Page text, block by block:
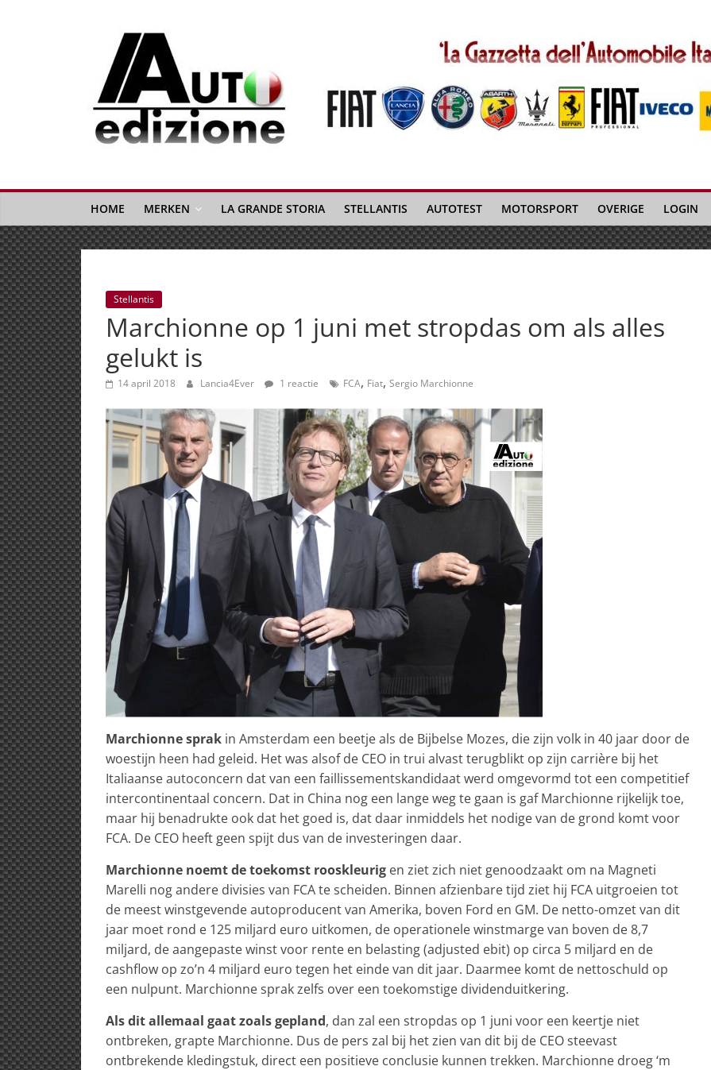
Auto
Edizione
La
Gazetta
dell'Automobile
Italiana
|
Italiaans
autonieuws
&
lifestyle
HOME MERKEN LA GRANDE STORIA STELLANTIS AUTOTEST MOTORSPORT OVERIGE LOGIN
Stellantis
Marchionne op 1 juni met stropdas om als alles
gelukt is
14 april 2018 Lancia4Ever 1 reactie FCA, Fiat, Sergio Marchionne
Marchionne sprak in Amsterdam een beetje als de Bijbelse Mozes, die zijn volk in 40 jaar door de
woestijn heen had geleid. Het was alsof de CEO in trui alvast terugblikt op zijn carrière bij het
Italiaanse autoconcern dat van een faillissementskandidaat werd omgevormd tot een competitief
intercontinentaal concern. Dat in China nog een lange weg te gaan is gaf Marchionne rijkelijk toe,
maar hij benadrukte ook dat het goed is, dat daar inmiddels het nodige van de grond komt voor
FCA. De CEO heeft geen spijt dus van de investeringen daar.
Marchionne noemt de toekomst rooskleurig en ziet zich niet genoodzaakt om na Magneti
Marelli nog andere divisies van FCA te scheiden. Binnen afzienbare tijd ziet hij FCA uitgroeien tot
de meest winstgevende autoproducent van Amerika, boven Ford en GM. De netto-omzet van dit
jaar moet rond e 125 miljard euro uitkomen, de operationele winstmarge van boven de 8,7
miljard, de aangepaste winst voor rente en belasting (adjusted ebit) op circa 5 miljard en de
cashflow op zo’n 4 miljard euro tegen het einde van dit jaar. Daarmee komt de nettoschuld op
een nulpunt. Marchionne sprak zelfs over een toekomstige dividenduitkering.
Als dit allemaal gaat zoals gepland, dan zal een stropdas op 1 juni voor een keertje niet
ontbreken, grapte Marchionne. Dus de pers zal bij het zien van dit bij de CEO steevast
ontbrekende kledingstuk, direct een positieve conclusie kunnen trekken. Marchionne droeg ‘m